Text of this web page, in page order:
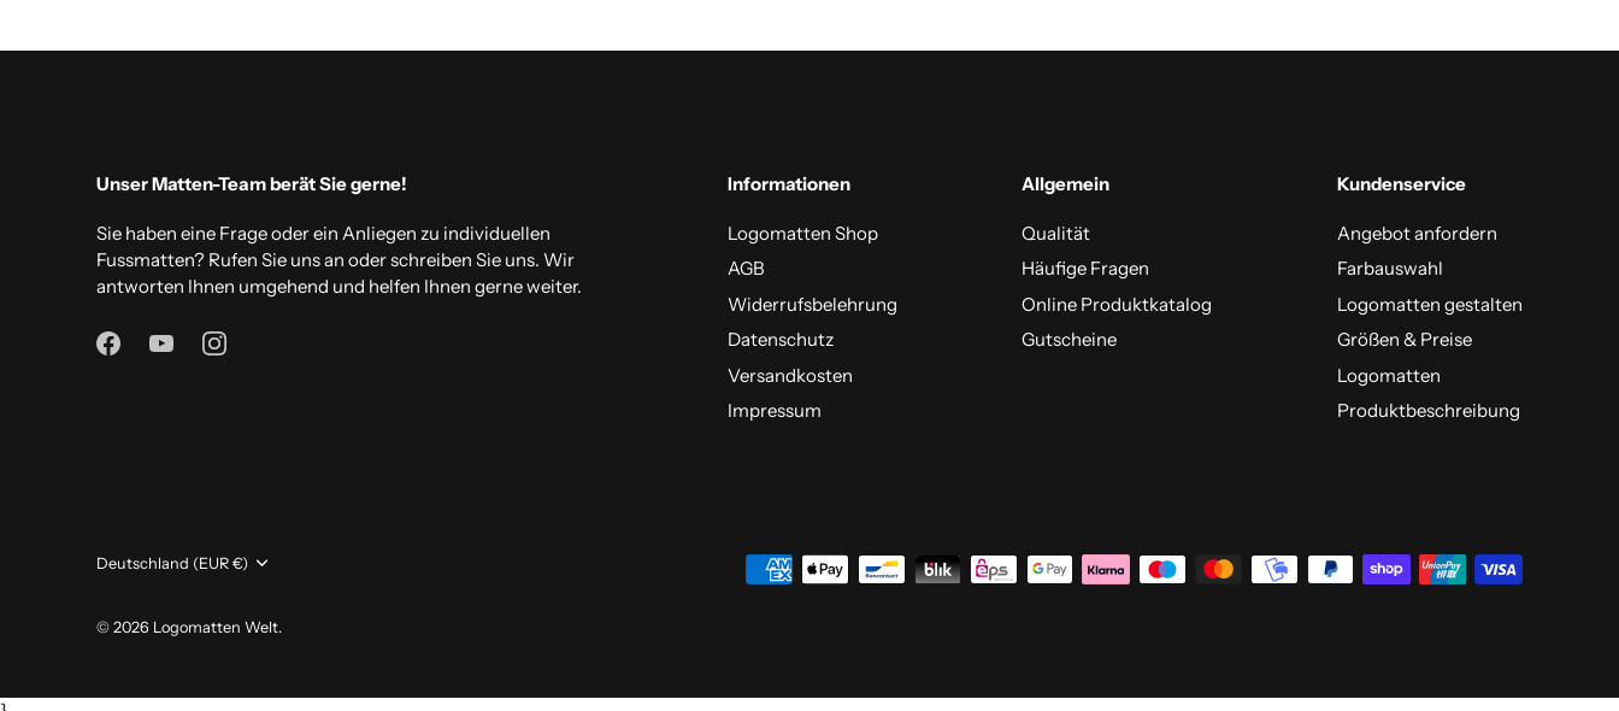
Unser Matten-Team berät Sie gerne!
Sie haben eine Frage oder ein Anliegen zu individuellen
Fussmatten? Rufen Sie uns an oder schreiben Sie uns. Wir
antworten Ihnen umgehend und helfen Ihnen gerne weiter.
Informationen
Logomatten Shop
AGB
Widerrufsbelehrung
Datenschutz
Versandkosten
Impressum
Allgemein
Qualität
Häufige Fragen
Online Produktkatalog
Gutscheine
Kundenservice
Angebot anfordern
Farbauswahl
Logomatten gestalten
Größen & Preise
Logomatten
Produktbeschreibung
Währung
Deutschland (EUR €)
© 2026 Logomatten Welt.